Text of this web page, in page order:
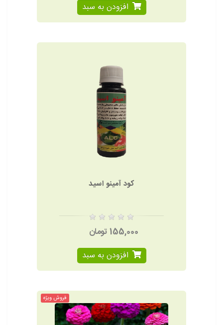
افزودن به سبد
کود آمینو اسید
155,000 تومان
افزودن به سبد
فروش ویژه